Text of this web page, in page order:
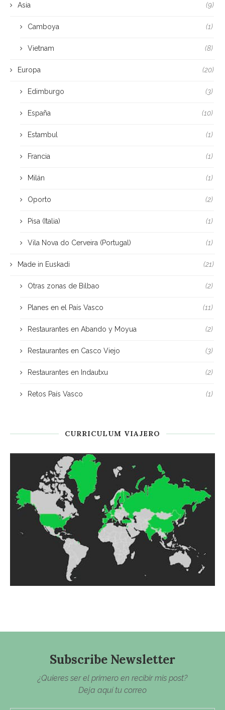
Asia (9)
Camboya (1)
Vietnam (8)
Europa (20)
Edimburgo (3)
España (10)
Estambul (1)
Francia (1)
Milán (1)
Oporto (2)
Pisa (Italia) (1)
Vila Nova do Cerveira (Portugal) (1)
Made in Euskadi (21)
Otras zonas de Bilbao (2)
Planes en el País Vasco (11)
Restaurantes en Abando y Moyua (2)
Restaurantes en Casco Viejo (3)
Restaurantes en Indautxu (2)
Retos País Vasco (1)
CURRICULUM VIAJERO
Subscribe Newsletter
¿Quieres ser el primero en recibir mis post?
Deja aquí tu correo